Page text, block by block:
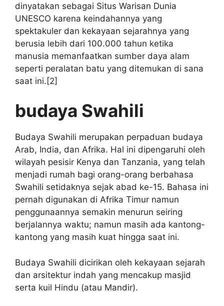
dinyatakan sebagai Situs Warisan Dunia
UNESCO karena keindahannya yang
spektakuler dan kekayaan sejarahnya yang
berusia lebih dari 100.000 tahun ketika
manusia memanfaatkan sumber daya alam
seperti peralatan batu yang ditemukan di sana
saat ini.[2]
budaya Swahili
Budaya Swahili merupakan perpaduan budaya
Arab, India, dan Afrika. Hal ini dipengaruhi oleh
wilayah pesisir Kenya dan Tanzania, yang telah
menjadi rumah bagi orang-orang berbahasa
Swahili setidaknya sejak abad ke-15. Bahasa ini
pernah digunakan di Afrika Timur namun
penggunaannya semakin menurun seiring
berjalannya waktu; namun masih ada kantong-
kantong yang masih kuat hingga saat ini.
Budaya Swahili dicirikan oleh kekayaan sejarah
dan arsitektur indah yang mencakup masjid
serta kuil Hindu (atau Mandir).